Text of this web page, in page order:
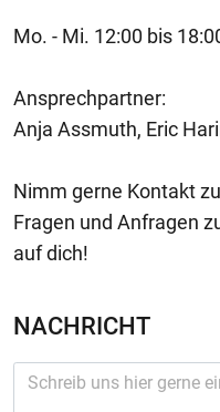
Mo. - Mi. 12:00 bis
Ansprechpartner:
Anja Assmuth, Eric
Nimm gerne Kontakt
Fragen und Anfragen
auf dich!
NACHRICHT